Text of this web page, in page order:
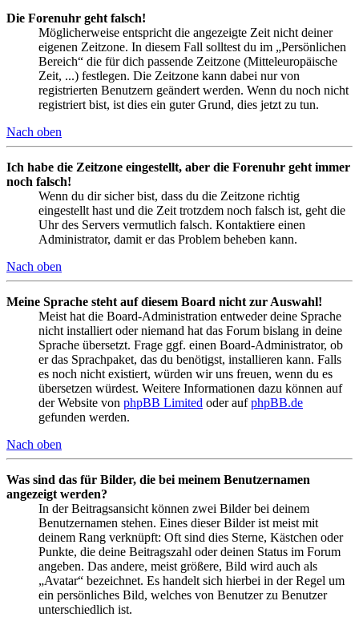
Die Forenuhr geht falsch!
Möglicherweise entspricht die angezeigte Zeit nicht deiner
eigenen Zeitzone. In diesem Fall solltest du im „Persönlichen
Bereich“ die für dich passende Zeitzone (Mitteleuropäische
Zeit, ...) festlegen. Die Zeitzone kann dabei nur von
registrierten Benutzern geändert werden. Wenn du noch nicht
registriert bist, ist dies ein guter Grund, dies jetzt zu tun.
Nach oben
Ich habe die Zeitzone eingestellt, aber die Forenuhr geht immer
noch falsch!
Wenn du dir sicher bist, dass du die Zeitzone richtig
eingestellt hast und die Zeit trotzdem noch falsch ist, geht die
Uhr des Servers vermutlich falsch. Kontaktiere einen
Administrator, damit er das Problem beheben kann.
Nach oben
Meine Sprache steht auf diesem Board nicht zur Auswahl!
Meist hat die Board-Administration entweder deine Sprache
nicht installiert oder niemand hat das Forum bislang in deine
Sprache übersetzt. Frage ggf. einen Board-Administrator, ob
er das Sprachpaket, das du benötigst, installieren kann. Falls
es noch nicht existiert, würden wir uns freuen, wenn du es
übersetzen würdest. Weitere Informationen dazu können auf
der Website von phpBB Limited oder aufphpBB.de
gefunden werden.
Nach oben
Was sind das für Bilder, die bei meinem Benutzernamen
angezeigt werden?
In der Beitragsansicht können zwei Bilder bei deinem
Benutzernamen stehen. Eines dieser Bilder ist meist mit
deinem Rang verknüpft: Oft sind dies Sterne, Kästchen oder
Punkte, die deine Beitragszahl oder deinen Status im Forum
angeben. Das andere, meist größere, Bild wird auch als
„Avatar“ bezeichnet. Es handelt sich hierbei in der Regel um
ein persönliches Bild, welches von Benutzer zu Benutzer
unterschiedlich ist.